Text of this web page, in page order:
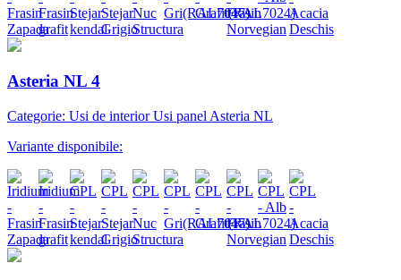
Asteria NL 4
Categorie: Usi de interior Usi panel Asteria NL
Variante disponibile: